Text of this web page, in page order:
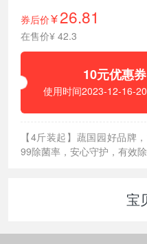
券后价¥26.81
在售价¥ 42.3
10元优惠券
使用时间2023-12-16-
【4斤装起】蔬国园好品牌
99除菌率，安心守护，有效
宝